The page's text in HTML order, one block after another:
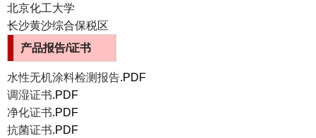
北京化工大学
长沙黄沙综合保税区
产品报告/证书
水性无机涂料检测报告.PDF
调湿证书.PDF
净化证书.PDF
抗菌证书.PDF